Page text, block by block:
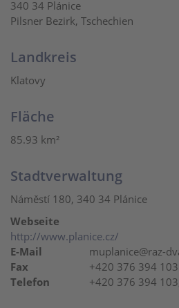
340 34 Plánice
Pilsner Bezirk, Tschechien
Landkreis
Klatovy
Fläche
85.93 km²
Stadtverwaltung
Náměstí 180, 340 34 Plánice
Webseite
http://www.planice.cz/
E-Mail
muplanice@raz-
Fax
+420 376 394 103
Telefon
+420 376 394